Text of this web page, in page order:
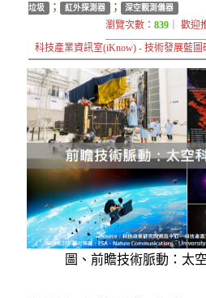
垃圾 ； 紅外探測器 ； 深空觀測儀器
瀏覽次數：839 ｜ 歡迎
科技產業資訊室(iKnow) - 技術發展藍圖
圖、前瞻技術脈動：太